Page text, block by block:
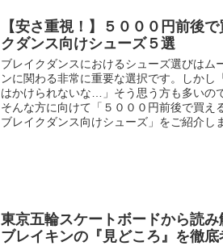
【安さ重視！】５０００円前後
クダンス向けシューズ５選
ブレイクダンスにおけるシューズ選びはム
ンに関わる非常に重要な選択です。しかし
はかけられないな…」そう思う方も多いの
そんな方に向けて「５０００円前後で買え
ブレイクダンス向けシューズ」をご紹介し
東京五輪スケートボードから読
ブレイキンの『見どころ』を徹底